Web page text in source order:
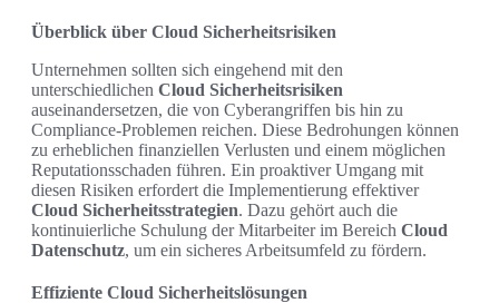
Überblick über Cloud Sicherheitsrisiken
Unternehmen sollten sich eingehend mit den
unterschiedlichen Cloud Sicherheitsrisiken
auseinandersetzen, die von Cyberangriffen bis hin zu
Compliance-Problemen reichen. Diese Bedrohungen können
zu erheblichen finanziellen Verlusten und einem möglichen
Reputationsschaden führen. Ein proaktiver Umgang mit
diesen Risiken erfordert die Implementierung effektiver
Cloud Sicherheitsstrategien. Dazu gehört auch die
kontinuierliche Schulung der Mitarbeiter im Bereich Cloud
Datenschutz, um ein sicheres Arbeitsumfeld zu fördern.
Effiziente Cloud Sicherheitslösungen